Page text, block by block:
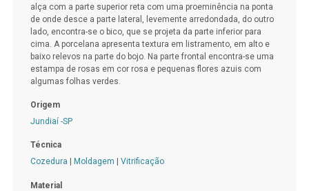
alça com a parte superior reta com uma proeminência na ponta
de onde desce a parte lateral, levemente arredondada, do outro
lado, encontra-se o bico, que se projeta da parte inferior para
cima. A porcelana apresenta textura em listramento, em alto e
baixo relevos na parte do bojo. Na parte frontal encontra-se uma
estampa de rosas em cor rosa e pequenas flores azuis com
algumas folhas verdes.
Origem
Jundiaí -SP
Técnica
Cozedura
Moldagem Vitrificação
Material